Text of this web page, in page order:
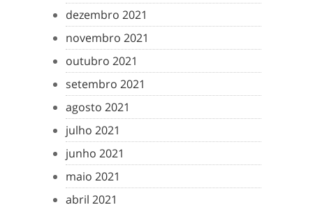
dezembro 2021
novembro 2021
outubro 2021
setembro 2021
agosto 2021
julho 2021
junho 2021
maio 2021
abril 2021